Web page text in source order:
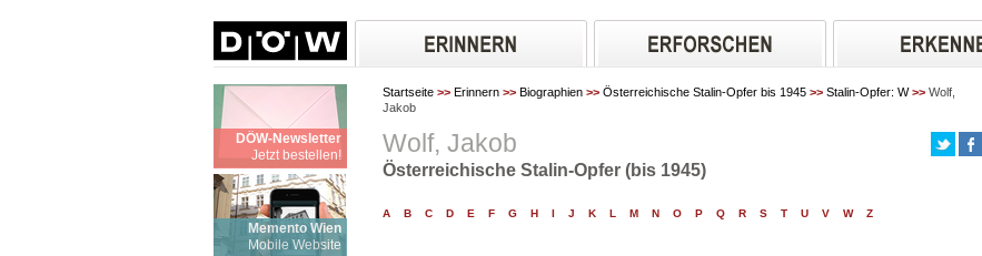
DÖW-Newsletter
Jetzt bestellen!
Memento Wien
Mobile Website
Startseite >> Erinnern >> Biographien >> Österreichische Stalin-Opfer bis 1945 >> Stalin-Opfer: W >> Wolf,
Jakob
Wolf, Jakob
Österreichische Stalin-Opfer (bis 1945)
A B C D E F G H I J K L M N O P Q R S T U V W Z